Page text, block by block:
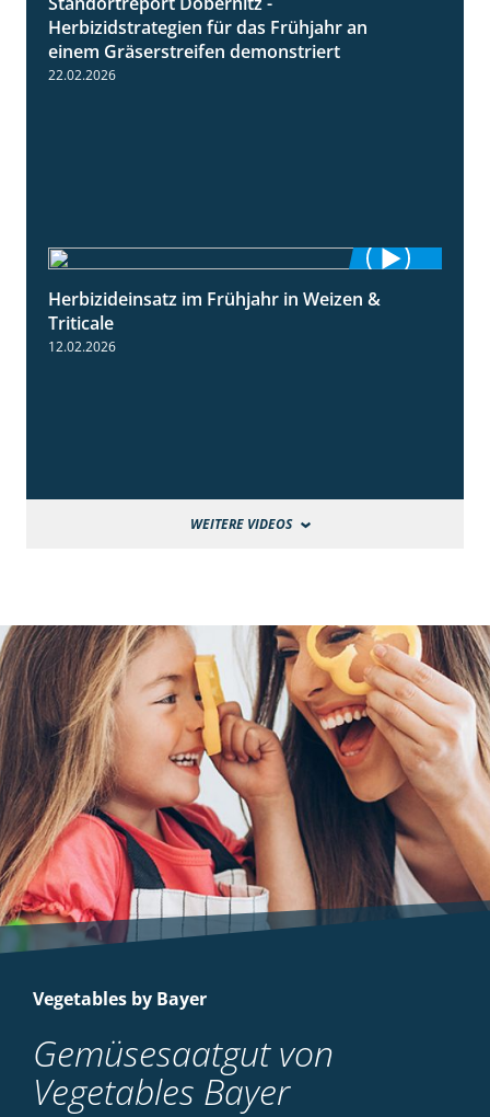
Herbizidstrategien für das Frühjahr an
einem Gräserstreifen demonstriert
22.02.2026
2:39
Herbizideinsatz im Frühjahr in Weizen &
Triticale
12.02.2026
WEITERE VIDEOS
Vegetables by Bayer
Gemüsesaatgut von
Vegetables Bayer